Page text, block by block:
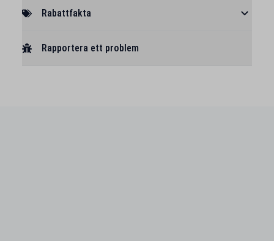
Rabattfakta
Rapportera ett problem